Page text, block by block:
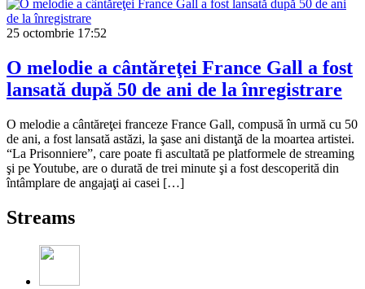
25 octombrie 17:52
O melodie a cântăreţei France Gall a fost
lansată după 50 de ani de la înregistrare
O melodie a cântăreţei franceze France Gall, compusă în urmă cu 50
de ani, a fost lansată astăzi, la şase ani distanţă de la moartea artistei.
“La Prisonniere”, care poate fi ascultată pe platformele de streaming
şi pe Youtube, are o durată de trei minute şi a fost descoperită din
întâmplare de angajaţi ai casei […]
Streams